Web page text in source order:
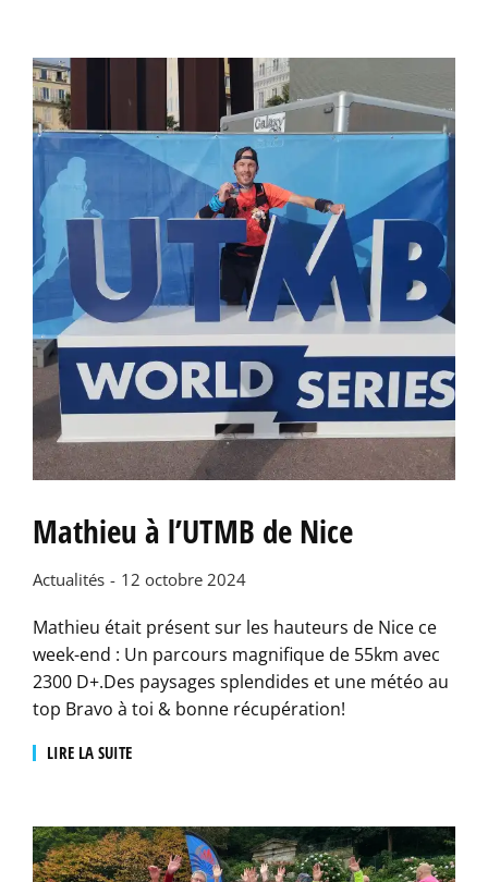
Mathieu à l’UTMB de Nice
Actualités 12 octobre 2024
Mathieu était présent sur les hauteurs de Nice ce
week-end : Un parcours magnifique de 55km avec
2300 D+.Des paysages splendides et une météo au
top Bravo à toi & bonne récupération!
LIRE LA SUITE